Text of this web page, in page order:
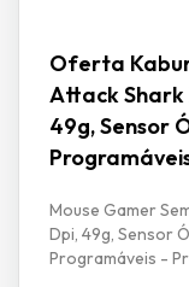
Oferta
Attack Shark
49g, Sensor
Mouse Gamer
Dpi, 49g, Sensor
Programáveis -